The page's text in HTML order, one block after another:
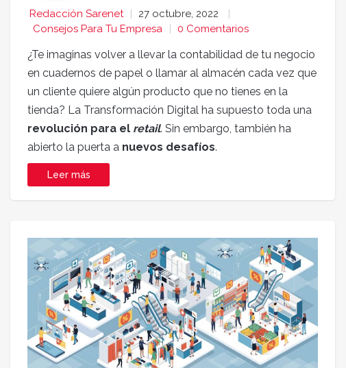
Redacción Sarenet
27 octubre, 2022
Consejos Para Tu Empresa
0 Comentarios
¿Te imaginas volver a llevar la contabilidad de tu negocio
en cuadernos de papel o llamar al almacén cada vez que
un cliente quiere algún producto que no tienes en la
tienda? La Transformación Digital ha supuesto toda una
revolución para el retail. Sin embargo, también ha
abierto la puerta a nuevos desafíos.
Leer más